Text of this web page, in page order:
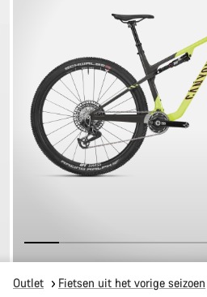
Outlet Fietsen uit het vorige seizoen